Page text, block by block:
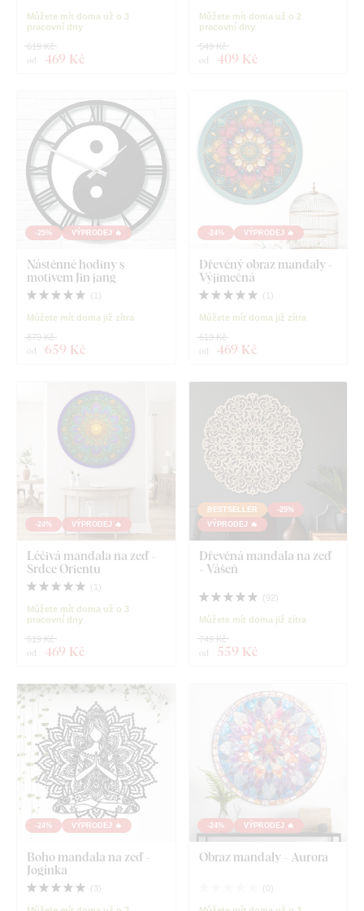
Můžete mít doma už o 3
pracovní dny
od 469 Kč
619 Kč
Můžete mít doma už o 2
pracovní dny
od 409 Kč
549 Kč
-25% VÝPRODEJ 🔥
Nástěnné hodiny s
motivem Jin jang
( 1 )
Můžete mít doma již zítra
od 659 Kč
879 Kč
-24% VÝPRODEJ 🔥
Dřevěný obraz mandaly -
Výjimečná
( 1 )
Můžete mít doma již zítra
od 469 Kč
619 Kč
-24% VÝPRODEJ 🔥
Léčivá mandala na zeď -
Srdce Orientu
( 1 )
Můžete mít doma už o 3
pracovní dny
od 469 Kč
619 Kč
BESTSELLER
-25%
VÝPRODEJ 🔥
Dřevěná mandala na zeď
- Vášeň
( 92)
Můžete mít doma již zítra
od 559 Kč
749 Kč
-24% VÝPRODEJ 🔥
Boho mandala na zeď -
Jogínka
( 3)
-24% VÝPRODEJ 🔥
Obraz mandaly - Aurora
( 0)